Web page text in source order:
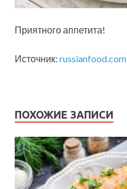
Приятного аппетита!
Источник: russianfood.com
ПОХОЖИЕ ЗАПИСИ